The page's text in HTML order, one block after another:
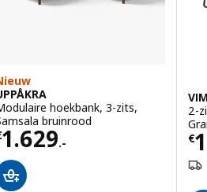
hoekbank, 3-zits,
bruinrood
1.629.-
€ 1629.-
2-
€